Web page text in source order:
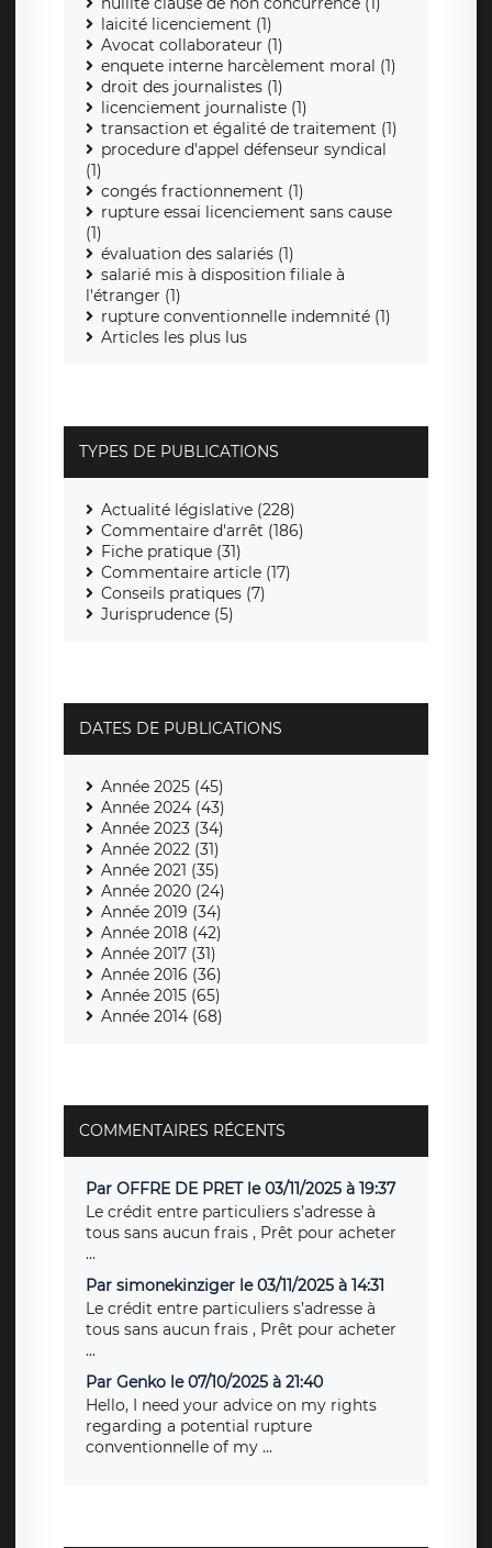
laicité licenciement (1)
Avocat collaborateur (1)
enquete interne harcèlement moral (1)
droit des journalistes (1)
licenciement journaliste (1)
transaction et égalité de traitement (1)
procedure d'appel défenseur syndical
(1)
congés fractionnement (1)
rupture essai licenciement sans cause
(1)
évaluation des salariés (1)
salarié mis à disposition filiale à
l'étranger (1)
rupture conventionnelle indemnité (1)
Articles les plus lus
TYPES DE PUBLICATIONS
Actualité législative (228)
Commentaire d'arrêt (186)
Fiche pratique (31)
Commentaire article (17)
Conseils pratiques (7)
Jurisprudence (5)
DATES DE PUBLICATIONS
Année 2025 (45)
Année 2024 (43)
Année 2023 (34)
Année 2022 (31)
Année 2021 (35)
Année 2020 (24)
Année 2019 (34)
Année 2018 (42)
Année 2017 (31)
Année 2016 (36)
Année 2015 (65)
Année 2014 (68)
COMMENTAIRES RÉCENTS
Par OFFRE DE PRET le 03/11/2025 à 19:37
Le crédit entre particuliers s’adresse à
tous sans aucun frais , Prêt pour acheter
...
Par simonekinziger le 03/11/2025 à 14:31
Le crédit entre particuliers s’adresse à
tous sans aucun frais , Prêt pour acheter
...
Par Genko le 07/10/2025 à 21:40
Hello, I need your advice on my rights
regarding a potential rupture
conventionnelle of my ...